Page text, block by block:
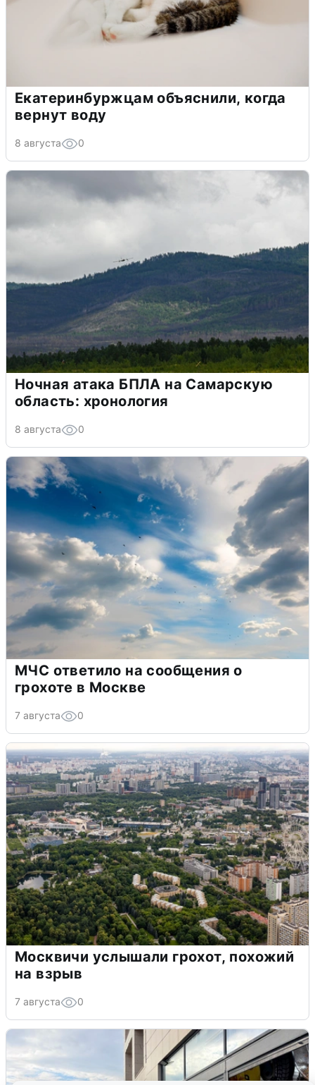
Екатеринбуржцам объяснили, когда
вернут воду
8 августа 0
Ночная атака БПЛА на Самарскую
область: хронология
8 августа 0
МЧС ответило на сообщения о
грохоте в Москве
7 августа 0
Москвичи услышали грохот, похожий
на взрыв
7 августа 0